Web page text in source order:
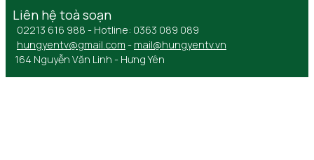
Liên hệ toà soạn
02213 616 988 - Hotline: 0363 089 089
hungyentv@gmail.com - mail@hungyentv.vn
164 Nguyễn Văn Linh - Hưng Yên